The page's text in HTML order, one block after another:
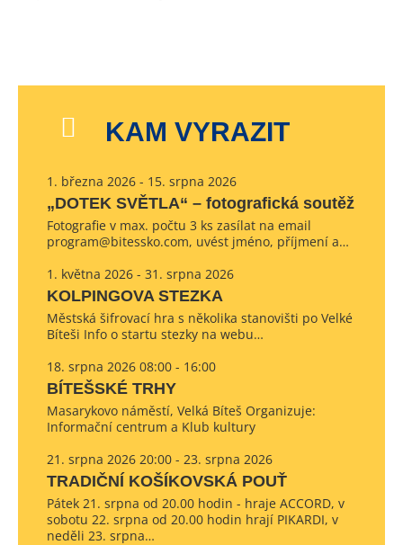
KAM VYRAZIT
1. března 2026 - 15. srpna 2026
„DOTEK SVĚTLA“ – fotografická soutěž
Fotografie v max. počtu 3 ks zasílat na email
program@bitessko.com, uvést jméno, příjmení a…
1. května 2026 - 31. srpna 2026
KOLPINGOVA STEZKA
Městská šifrovací hra s několika stanovišti po Velké
Bíteši Info o startu stezky na webu…
18. srpna 2026 08:00 - 16:00
BÍTEŠSKÉ TRHY
Masarykovo náměstí, Velká Bíteš Organizuje:
Informační centrum a Klub kultury
21. srpna 2026 20:00 - 23. srpna 2026
TRADIČNÍ KOŠÍKOVSKÁ POUŤ
Pátek 21. srpna od 20.00 hodin - hraje ACCORD, v
sobotu 22. srpna od 20.00 hodin hrají PIKARDI, v
neděli 23. srpna…